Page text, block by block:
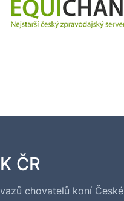
ČR
chovatelů koní České